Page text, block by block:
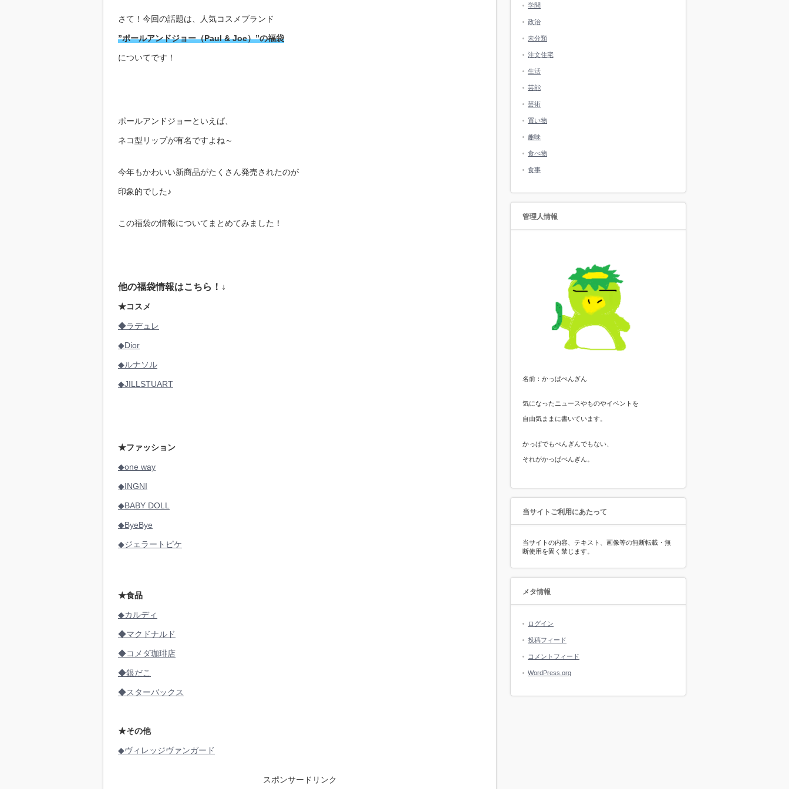
さて！今回の話題は、人気コスメブランド
”ポールアンドジョー（Paul & Joe）”の福袋
についてです！
ポールアンドジョーといえば、
ネコ型リップが有名ですよね～
今年もかわいい新商品がたくさん発売されたのが
印象的でした♪
この福袋の情報についてまとめてみました！
他の福袋情報はこちら！↓
★コスメ
◆ラデュレ
◆Dior
◆ルナソル
◆JILLSTUART
★ファッション
◆one way
◆INGNI
◆BABY DOLL
◆ByeBye
◆ジェラートピケ
★食品
◆カルディ
◆マクドナルド
◆コメダ珈琲店
◆銀だこ
◆スターバックス
★その他
◆ヴィレッジヴァンガード
スポンサードリンク
学問
政治
未分類
注文住宅
生活
芸能
芸術
買い物
趣味
食べ物
食事
管理人情報
名前：かっぱぺんぎん
気になったニュースやものやイベントを
自由気ままに書いています。
かっぱでもぺんぎんでもない、
それがかっぱぺんぎん。
当サイトご利用にあたって
当サイトの内容、テキスト、画像等の無断転載・無
断使用を固く禁じます。
メタ情報
ログイン
投稿フィード
コメントフィード
WordPress.org